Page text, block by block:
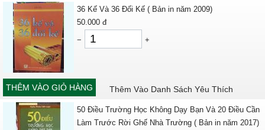
36 Kế Và 36 Đối Kế ( Bản in năm 2009)
50.000 đ
−
+
THÊM VÀO GIỎ HÀNG Thêm Vào Danh Sách Yêu Thích
50 Điều Trường Học Không Dạy Bạn Và 20 Điều Cần
Làm Trước Rời Ghế Nhà Trường ( Bản in năm 2017)